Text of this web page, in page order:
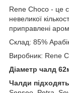
Rene Choco - це
невеликої
приправлені
Склад: 85%
Виробник: Rene
Діаметр чалд
Чалди